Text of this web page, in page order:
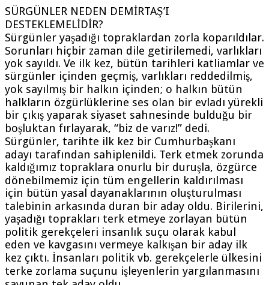
SÜRGÜNLER NEDEN DEMİRTAŞ’I
DESTEKLEMELİDİR?
Sürgünler yaşadığı topraklardan zorla koparıldılar.
Sorunları hiçbir zaman dile getirilemedi, varlıkları
yok sayıldı. Ve ilk kez, bütün tarihleri katliamlar ve
sürgünler içinden geçmiş, varlıkları reddedilmiş,
yok sayılmış bir halkın içinden; o halkın bütün
halkların özgürlüklerine ses olan bir evladı yürekli
bir çıkış yaparak siyaset sahnesinde bulduğu bir
boşluktan fırlayarak, “biz de varız!” dedi.
Sürgünler, tarihte ilk kez bir Cumhurbaşkanı
adayı tarafından sahiplenildi. Terk etmek zorunda
kaldığımız topraklara onurlu bir duruşla, özgürce
dönebilmemiz için tüm engellerin kaldırılması
için bütün yasal dayanaklarının oluşturulması
talebinin arkasında duran bir aday oldu. Birilerini,
yaşadığı toprakları terk etmeye zorlayan bütün
politik gerekçeleri insanlık suçu olarak kabul
eden ve kavgasını vermeye kalkışan bir aday ilk
kez çıktı. İnsanları politik vb. gerekçelerle ülkesini
terke zorlama suçunu işleyenlerin yargılanmasını